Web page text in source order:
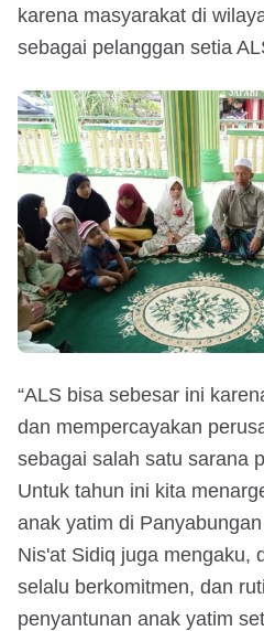
karena masyarakat di
sebagai pelanggan setia
“ALS bisa sebesar ini
dan mempercayakan
sebagai salah satu sarana
Untuk tahun ini kita
anak yatim di
Nis'at Sidiq juga mengaku,
selalu berkomitmen, dan
penyantunan anak yatim